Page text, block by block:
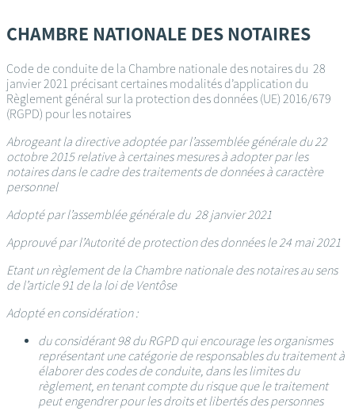
au
contenu
CHAMBRE NATIONALE DES NOTAIRES
Code de conduite de la Chambre nationale des notaires du 28
janvier 2021 précisant certaines modalités d’application du
Règlement général sur la protection des données (UE) 2016/679
(RGPD) pour les notaires
Abrogeant la directive adoptée par l’assemblée générale du 22
octobre 2015 relative à certaines mesures à adopter par les
notaires dans le cadre des traitements de données à caractère
personnel
Adopté par l’assemblée générale du 28 janvier 2021
Approuvé par l’Autorité de protection des données le 24 mai 2021
Etant un règlement de la Chambre nationale des notaires au sens
de l’article 91 de la loi de Ventôse
Adopté en considération :
du considérant 98 du RGPD qui encourage les organismes
représentant une catégorie de responsables du traitement à
élaborer des codes de conduite, dans les limites du
règlement, en tenant compte du risque que le traitement
peut engendrer pour les droits et libertés des personnes